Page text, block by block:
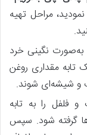
مراحل تهیه
به‌صورت نگینی خرد
تابه مقداری روغن
و شیشه‌ای شوند.
و فلفل را به تابه
گرفته شود. سپس